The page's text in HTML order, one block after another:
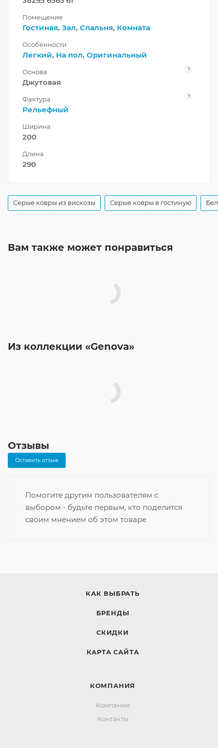
Помещение
Гостиная, Зал, Спальня, Комната
Особенности
Легкий, На пол, Оригинальный
Основа ?
Джутовая
Фактура ?
Рельефный
Ширина
200
Длина
290
Серые ковры из вискозы Серые ковры в гостиную
Вам также может понравиться
Из коллекции «Genova»
Отзывы
Оставить отзыв
Помогите другим пользователям с
выбором - будьте первым, кто поделится
своим мнением об этом товаре
КАК ВЫБРАТЬ
БРЕНДЫ
СКИДКИ
КАРТА САЙТА
КОМПАНИЯ
Компания
Контакты